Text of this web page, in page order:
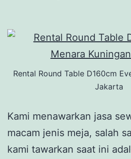
Rental Round Table D160cm
Jakarta
Kami menawarkan jasa
macam jenis meja, salah
kami tawarkan saat ini